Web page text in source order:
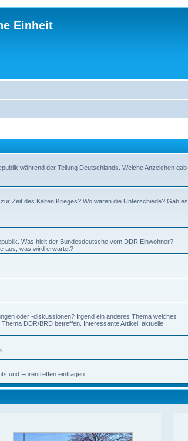
Einheit
während der Teilung Deutschlands. Welche Anzeichen gab
Zeit des Kalten Krieges? Wo waren die Unterschiede? Gab es
Was hielt der Bundesdeutsche vom DDR Einwohner?
aus, was wird erwartet?
oder -diskussionen? Irgend ein anderes Thema welches
DDR/BRD betreffen. Interessante Artikel, aktuelle
und Forentreffen eintragen